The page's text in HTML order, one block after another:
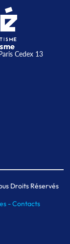
Cedex 13
Droits Réservés
-Contacts